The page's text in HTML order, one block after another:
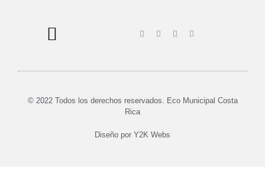
© 2022 Todos los derechos reservados. Eco Municipal Costa
Rica
Diseño por Y2K Webs